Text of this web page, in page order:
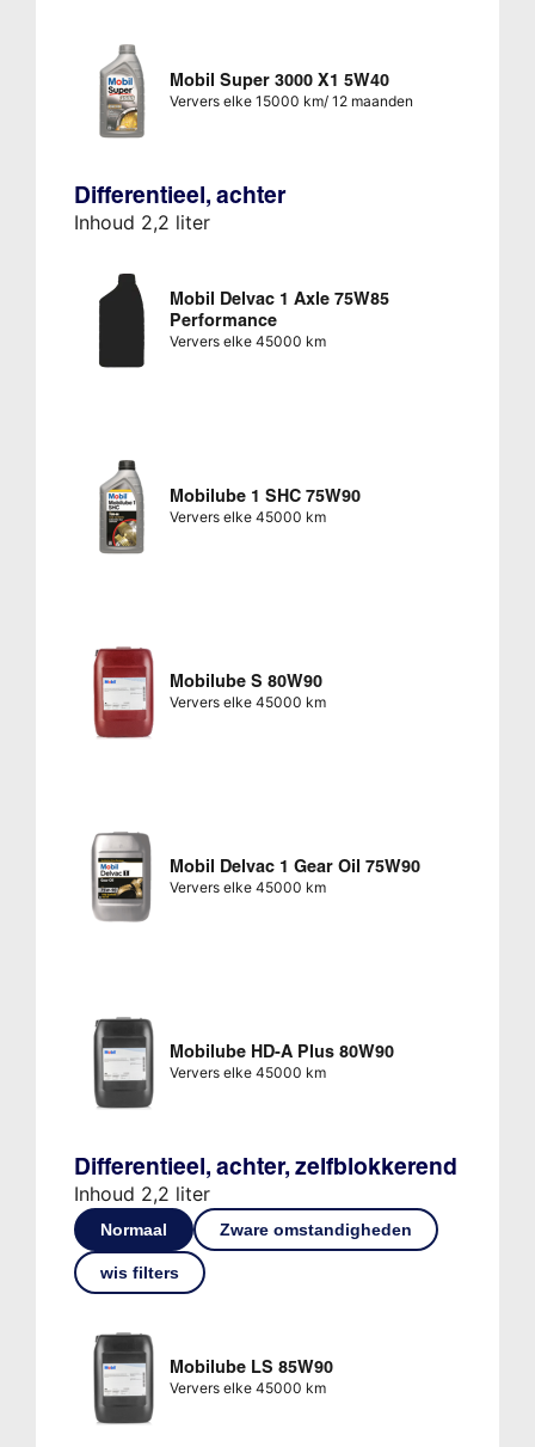
Mobil Super 3000 X1 5W40
Ververs elke 15000 km/ 12 maanden
Differentieel, achter
Inhoud 2,2 liter
Mobil Delvac 1 Axle 75W85
Performance
Ververs elke 45000 km
Mobilube 1 SHC 75W90
Ververs elke 45000 km
Mobilube S 80W90
Ververs elke 45000 km
Mobil Delvac 1 Gear Oil 75W90
Ververs elke 45000 km
Mobilube HD-A Plus 80W90
Ververs elke 45000 km
Differentieel, achter, zelfblokkerend
Inhoud 2,2 liter
Normaal Zware omstandigheden
wis filters
Mobilube LS 85W90
Ververs elke 45000 km